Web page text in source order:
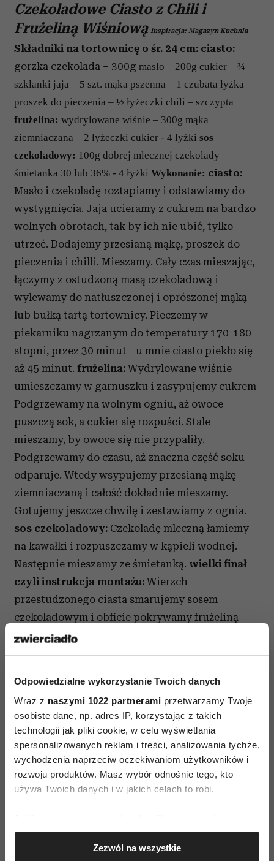
Odpowiedzialne wykorzystanie Twoich danych
Wraz z naszymi 1022 partnerami przetwarzamy Twoje
osobiste dane, np. adres IP, korzystając z takich
technologii jak pliki cookie, w celu wyświetlania
spersonalizowanych reklam i treści, analizowania tychże,
wychodzenia naprzeciw oczekiwaniom użytkowników i
rozwoju produktów. Masz wybór odnośnie tego, kto
używa Twoich danych i w jakich celach to robi.
Jeśli wyrazisz na to zgodę, chcielibyśmy również:
Gromadzić dane dotyczące Twojej lokalizacji
geograficznej z dokładnością nawet do kilku metrów
Zezwól na wszystkie
Czekoladowe Ciasto z Chili i
Frużeliną Wiśniową Inspiracja: Magazyn Kuchnia
Składniki na tortownicę o śr. 24 cm: ciasto:
gorzka czekolada – 300g masło – 200g cukier – ¾
szklanki jaja – 5 szt. mąka pszenna – 1 czubata łyżka
proszek do pieczenia – ½ łyżeczki chili – szczypta
frużelina: wydrylowane wiśnie – 300g mąka
ziemniaczana – 2 łyżeczki cukier - 4 łyżki sos
czekoladowy: 100g dobrej mlecznej czekolady
śmietanka 30 lub 36% - 4 łyżki Wykonanie: ciasto:
Masło i czekoladę roztapiamy i odstawiamy do
wystygnięcia. Jaja ucieramy z cukrem na bardzo
wolnych obrotach, tak by ich nie ubić, tylko
utrzeć. Dodajemy przesianą mąkę, proszek do
pieczenia i chilli. Mieszamy. Cały czas mieszając,
łączymy z ostudzoną masą czekoladową i
wylewamy do natłuszczonej i oprószonej mąką
lub bułką tartą tortownicy. Pieczemy w
piekarniku nagrzanym do temperatury 170-180
stopni, przez 30 minut - u mnie ciasto piekło się
aż 45 minut. frużelina: Wydrylowane wiśnie
umieszczamy w garnuszku i zasypujemy cukrem
Podgrzewamy na wolnym ogniu, aż owoce
puszczą sok, a cukier się rozpuści. Stale
mieszamy, by owoce się nie przypaliły.
Podgrzewamy do czasu, aż znaczna część soku
odparuje. Wtedy wsypujemy przesianą mąkę
ziemniaczaną i całość dokładnie mieszamy.
Gotujemy jeszcze chwilę i zestawiamy z ognia.
sos czekoladowy: Czekoladę mleczną łamiemy
na kawałki i rozpuszczamy w kąpieli wodnej.
Następnie mieszamy ze śmietanką. wielki finał
czyli instrukcja montażu: Wierzch
przestudzonego ciasta smarujemy sosem
czekoladowym i obficie pokrywamy frużeliną
UWAGI: Tegociasta nie należy przechowywać w
dużym wyprzedzeniem, gdyż z racji sporej zawartości
czekolady, w chłodzie twardnieje na kamień.